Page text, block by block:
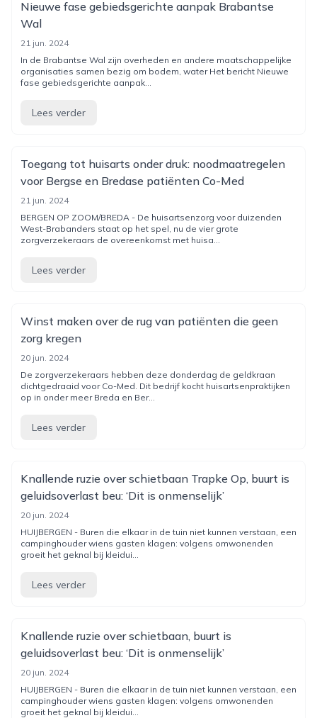
Nieuwe fase gebiedsgerichte aanpak Brabantse
Wal
21 jun. 2024
In de Brabantse Wal zijn overheden en andere maatschappelijke
organisaties samen bezig om bodem, water Het bericht Nieuwe
fase gebiedsgerichte aanpak...
Lees verder
Toegang tot huisarts onder druk: noodmaatregelen
voor Bergse en Bredase patiënten Co-Med
21 jun. 2024
BERGEN OP ZOOM/BREDA - De huisartsenzorg voor duizenden
West-Brabanders staat op het spel, nu de vier grote
zorgverzekeraars de overeenkomst met huisa...
Lees verder
Winst maken over de rug van patiënten die geen
zorg kregen
20 jun. 2024
De zorgverzekeraars hebben deze donderdag de geldkraan
dichtgedraaid voor Co-Med. Dit bedrijf kocht huisartsenpraktijken
op in onder meer Breda en Ber...
Lees verder
Knallende ruzie over schietbaan Trapke Op, buurt is
geluidsoverlast beu: ‘Dit is onmenselijk’
20 jun. 2024
HUIJBERGEN - Buren die elkaar in de tuin niet kunnen verstaan, een
campinghouder wiens gasten klagen: volgens omwonenden
groeit het geknal bij kleidui...
Lees verder
Knallende ruzie over schietbaan, buurt is
geluidsoverlast beu: ‘Dit is onmenselijk’
20 jun. 2024
HUIJBERGEN - Buren die elkaar in de tuin niet kunnen verstaan, een
campinghouder wiens gasten klagen: volgens omwonenden
groeit het geknal bij kleidui...